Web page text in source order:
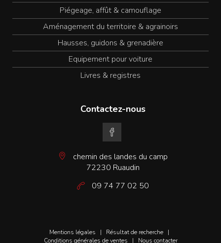
Piégeage, affût & camouflage
Aménagement du territoire & agrainoirs
Hausses, guidons & grenadière
Equipement pour voiture
Livres & registres
Contactez-nous
chemin des landes du camp
72230 Ruaudin
09 74 77 02 50
Mentions légales | Résultat de recherche|
Conditions générales de ventes | Nous contacter